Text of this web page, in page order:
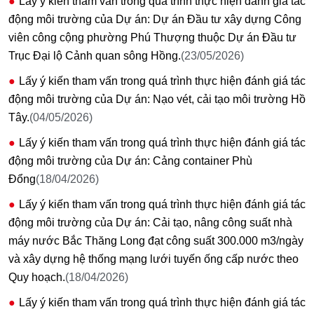
động môi trường của Dự án: Dự án Đầu tư xây dựng Công
viên công cộng phường Phú Thượng thuộc Dự án Đầu tư
Trục Đại lộ Cảnh quan sông Hồng.(23/05/2026)
Lấy ý kiến tham vấn trong quá trình thực hiện đánh giá tác
động môi trường của Dự án: Nạo vét, cải tạo môi trường Hồ
Tây.(04/05/2026)
Lấy ý kiến tham vấn trong quá trình thực hiện đánh giá tác
động môi trường của Dự án: Cảng container Phù
Đổng(18/04/2026)
Lấy ý kiến tham vấn trong quá trình thực hiện đánh giá tác
động môi trường của Dự án: Cải tạo, nâng công suất nhà
máy nước Bắc Thăng Long đạt công suất 300.000 m3/ngày
và xây dựng hệ thống mạng lưới tuyến ống cấp nước theo
Quy hoạch.(18/04/2026)
Lấy ý kiến tham vấn trong quá trình thực hiện đánh giá tác